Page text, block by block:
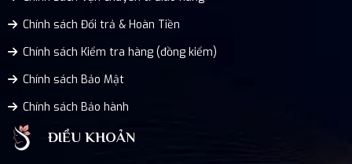
Chính sách Đổi trả & Hoàn Tiền
Chính sách Kiểm tra hàng (đồng kiểm)
Chính sách Bảo Mật
Chính sách Bảo hành
ĐIỀU KHOẢN